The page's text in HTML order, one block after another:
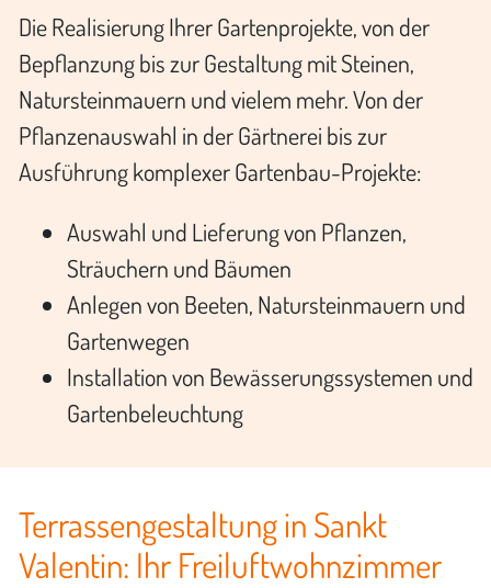
Die Realisierung Ihrer Gartenprojekte, von der
Bepflanzung bis zur Gestaltung mit Steinen,
Natursteinmauern und vielem mehr. Von der
Pflanzenauswahl in der Gärtnerei bis zur
Ausführung komplexer Gartenbau-Projekte:
Auswahl und Lieferung von Pflanzen,
Sträuchern und Bäumen
Anlegen von Beeten, Natursteinmauern und
Gartenwegen
Installation von Bewässerungssystemen und
Gartenbeleuchtung
Terrassengestaltung in Sankt
Valentin: Ihr Freiluftwohnzimmer